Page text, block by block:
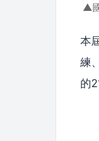
▲
本
練
的